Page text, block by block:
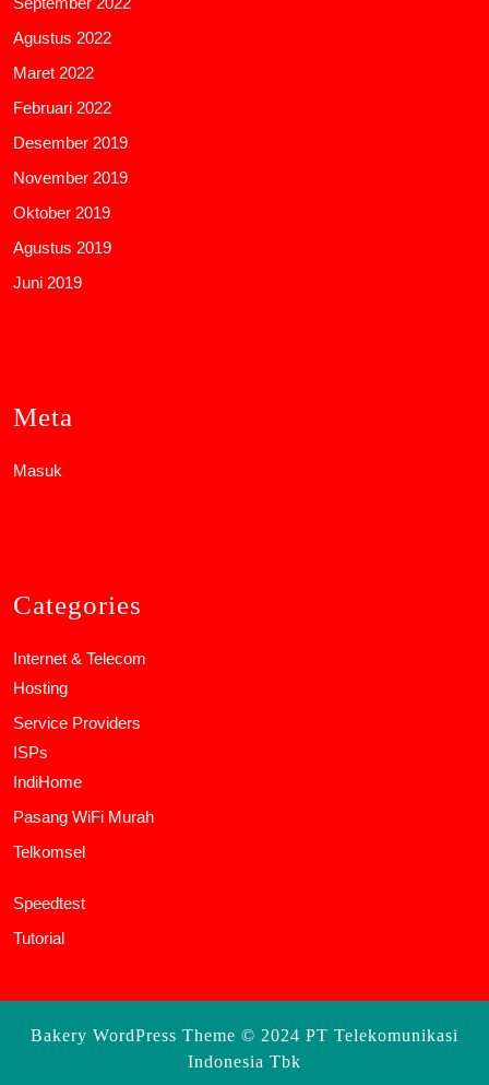
Agustus 2022
Maret 2022
Februari 2022
Desember 2019
November 2019
Oktober 2019
Agustus 2019
Juni 2019
Meta
Masuk
Categories
Internet & Telecom
Hosting
Service Providers
ISPs
IndiHome
Pasang WiFi Murah
Telkomsel
Speedtest
Tutorial
Bakery WordPress Theme © 2024 PT Telekomunikasi
Indonesia Tbk